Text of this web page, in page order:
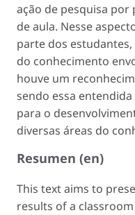
ação de pesquisa por
de aula. Nesse
parte dos
do conhecimento
houve um
sendo essa
para o
diversas áreas do
Resumen (en)
This text aims to
results of a